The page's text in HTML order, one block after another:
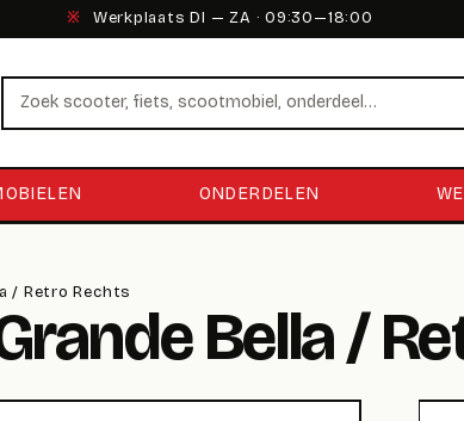
※ Werkplaats DI — ZA · 09:30—18:00
Zoeken
ONDERDELEN
/ Retro Rechts
Bella /